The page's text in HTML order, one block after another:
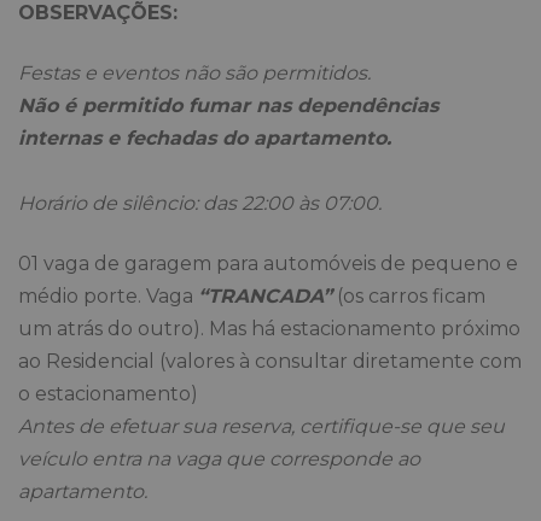
OBSERVAÇÕES:
Festas e eventos não são permitidos.
Não é permitido fumar nas dependências
internas e fechadas do apartamento.
Horário de silêncio: das 22:00 às 07:00.
01 vaga de garagem para automóveis de pequeno e
médio porte. Vaga “TRANCADA”(os carros ficam
um atrás do outro). Mas há estacionamento próximo
ao Residencial (valores à consultar diretamente com
o estacionamento)
Antes de efetuar sua reserva, certifique-se que seu
veículo entra na vaga que corresponde ao
apartamento.